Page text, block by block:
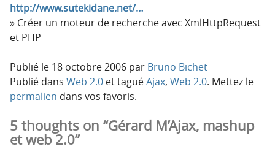
http://www.sutekidane.net/…
Créer un moteur de recherche avec XmlHttpRequest
et PHP
Publié le 18 octobre 2006 par Bruno Bichet
Publié dans Web 2.0 et taguéAjax, Web 2.0. Mettez le
permalien dans vos favoris.
5 thoughts on “Gérard M’Ajax, mashup
et web 2.0”